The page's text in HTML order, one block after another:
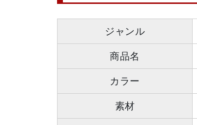
ジャンル
商品名
カラー
素材